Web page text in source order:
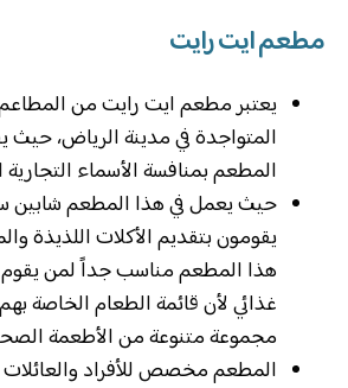
مطعم ايت رايت
يعتبر مطعم ايت رايت من
المتواجدة في مدينة الرياض، حيث
المطعم بمنافسة الأسماء التجارية
حيث يعمل في هذا المطعم شابين
يقومون بتقديم الأكلات اللذيذة
هذا المطعم مناسب جداً لمن يقوم
غذائي لأن قائمة الطعام الخاصة
مجموعة متنوعة من الأطعمة
المطعم مخصص للأفراد والعائلات